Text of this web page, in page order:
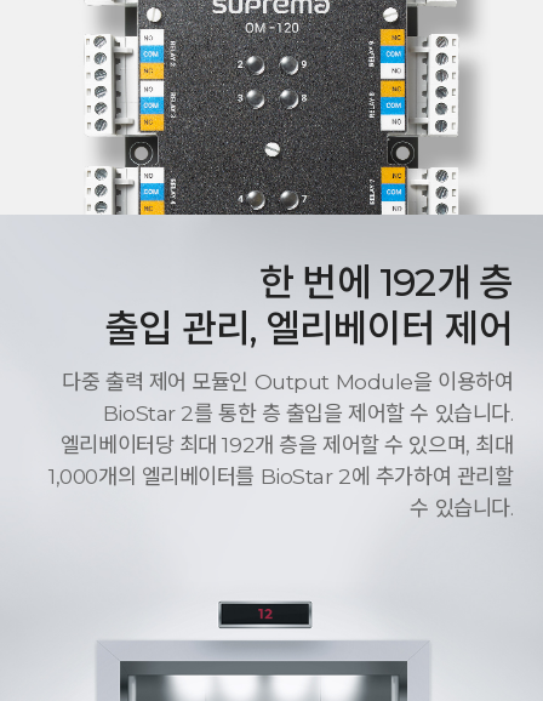
한 번에 192개 층
출입 관리, 엘리베이터 제어
다중 출력 제어 모듈인 Output Module을 이용하여
BioStar 2를 통한 층 출입을 제어할 수 있습니다.
엘리베이터당 최대 192개 층을 제어할 수 있으며, 최대
1,000개의 엘리베이터를 BioStar 2에 추가하여 관리할
수 있습니다.